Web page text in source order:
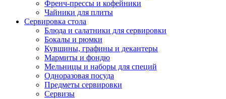
Френч-прессы и кофейники
Чайники для плиты
Сервировка стола
Блюда и салатники для сервировки
Бокалы и рюмки
Кувшины, графины и декантеры
Мармиты и фондю
Мельницы и наборы для специй
Одноразовая посуда
Предметы сервировки
Сервизы